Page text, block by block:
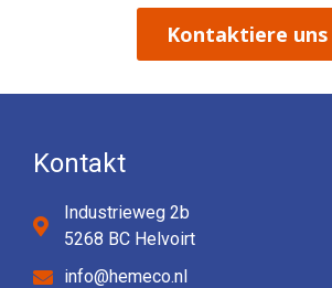
Kontaktiere uns
Kontakt
Industrieweg 2b
5268 BC Helvoirt
info@hemeco.nl